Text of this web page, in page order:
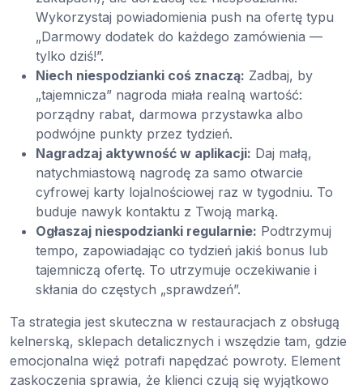
Wykorzystaj powiadomienia push na ofertę typu
„Darmowy dodatek do każdego zamówienia —
tylko dziś!”.
Niech niespodzianki coś znaczą: Zadbaj, by
„tajemnicza” nagroda miała realną wartość:
porządny rabat, darmowa przystawka albo
podwójne punkty przez tydzień.
Nagradzaj aktywność w aplikacji: Daj małą,
natychmiastową nagrodę za samo otwarcie
cyfrowej karty lojalnościowej raz w tygodniu. To
buduje nawyk kontaktu z Twoją marką.
Ogłaszaj niespodzianki regularnie: Podtrzymuj
tempo, zapowiadając co tydzień jakiś bonus lub
tajemniczą ofertę. To utrzymuje oczekiwanie i
skłania do częstych „sprawdzeń”.
Ta strategia jest skuteczna w restauracjach z obsługą
kelnerską, sklepach detalicznych i wszędzie tam, gdzie
emocjonalna więź potrafi napędzać powroty. Element
zaskoczenia sprawia, że klienci czują się wyjątkowo